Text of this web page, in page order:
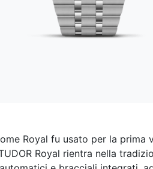
Royal fu usato per la prima
Royal rientra nella